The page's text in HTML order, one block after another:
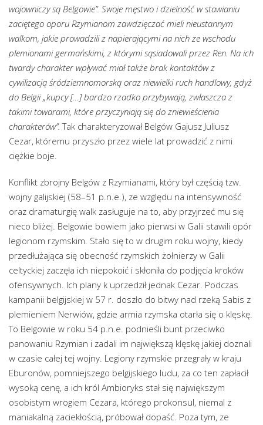
wojowniczy są Belgowie”. Swoje męstwo i dzielność w stawianiu
zaciętego oporu Rzymianom zawdzięczać mieli nieustannym
walkom, jakie prowadzili z napierającymi na nich ze wschodu
plemionami germańskimi, z którymi sąsiadowali przez Ren. Na ich
twardy charakter wpływać miał także brak kontaktów z
cywilizacją śródziemnomorską oraz niewielki ruch handlowy, gdyż
do Belgii „kupcy […] bardzo rzadko przybywają, zwłaszcza z
takimi towarami, które przyczyniają się do zniewieścienia
charakterów”.Tak charakteryzował Belgów Gajusz Juliusz
Cezar, któremu przyszło przez wiele lat prowadzić z nimi
ciężkie boje.
Konflikt zbrojny Belgów z Rzymianami, który był częścią tzw.
wojny galijskiej (58–51 p.n.e.), ze względu na intensywność
oraz dramaturgię walk zasługuje na to, aby przyjrzeć mu się
nieco bliżej. Belgowie bowiem jako pierwsi w Galii stawili opór
legionom rzymskim. Stało się to w drugim roku wojny, kiedy
przedłużająca się obecność rzymskich żołnierzy w Galii
celtyckiej zaczęła ich niepokoić i skłoniła do podjęcia kroków
ofensywnych. Ich plany k uprzedził jednak Cezar. Podczas
kampanii belgijskiej w 57 r. doszło do bitwy nad rzeką Sabis z
plemieniem Nerwiów, gdzie armia rzymska otarła się o klęskę.
To Belgowie w roku 54 p.n.e. podnieśli bunt przeciwko
panowaniu Rzymian i zadali im największą klęskę jakiej doznali
w czasie całej tej wojny. Legiony rzymskie przegrały w kraju
Eburonów, pomniejszego belgijskiego ludu, za co ten zapłacił
wysoką cenę, a ich król Ambioryks stał się największym
osobistym wrogiem Cezara, którego prokonsul, niemal z
maniakalną zaciekłością, próbował dopaść. Poza tym, ze